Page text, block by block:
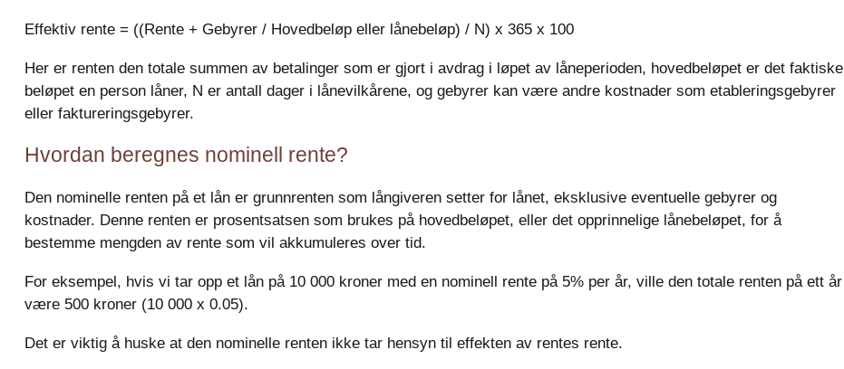
Effektiv rente = ((Rente + Gebyrer / Hovedbeløp eller lånebeløp) / N) x 365 x 100
Her er renten den totale summen av betalinger som er gjort i avdrag i løpet av låneperioden, hovedbeløpet er det faktiske
beløpet en person låner, N er antall dager i lånevilkårene, og gebyrer kan være andre kostnader som etableringsgebyrer
eller faktureringsgebyrer.
Hvordan beregnes nominell rente?
Den nominelle renten på et lån er grunnrenten som långiveren setter for lånet, eksklusive eventuelle gebyrer og
kostnader. Denne renten er prosentsatsen som brukes på hovedbeløpet, eller det opprinnelige lånebeløpet, for å
bestemme mengden av rente som vil akkumuleres over tid.
For eksempel, hvis vi tar opp et lån på 10 000 kroner med en nominell rente på 5% per år, ville den totale renten på ett år
være 500 kroner (10 000 x 0.05).
Det er viktig å huske at den nominelle renten ikke tar hensyn til effekten av rentes rente.